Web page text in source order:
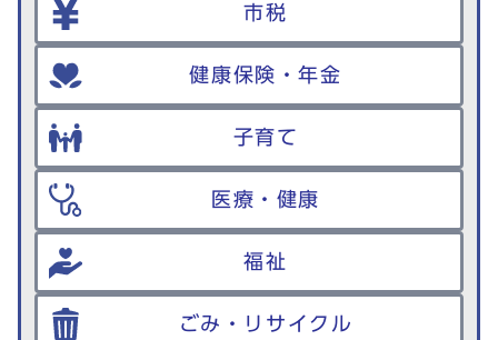
市税
健康保険・年金
子育て
医療・健康
福祉
ごみ・リサイクル